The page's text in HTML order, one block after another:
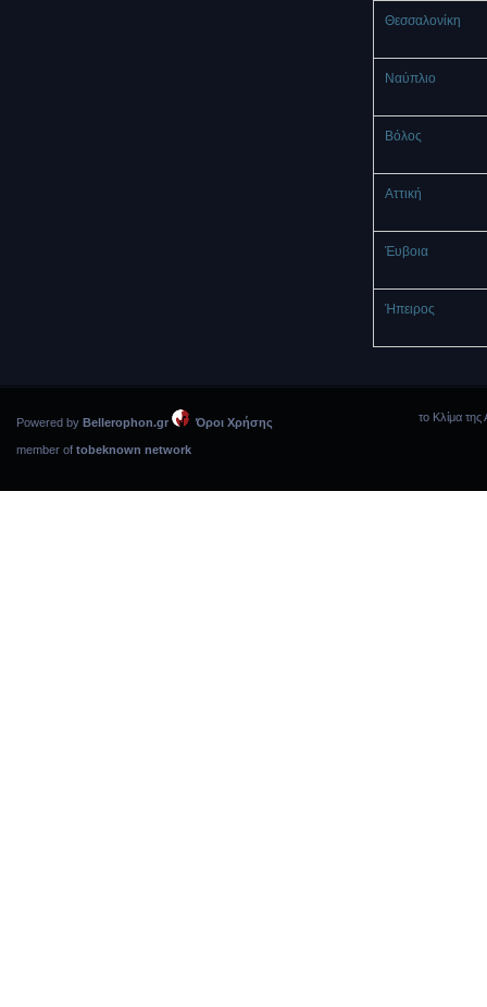
Θεσσαλονίκη
Ναύπλιο
Βόλος
Αττική
Έυβοια
Ήπειρος
Powered by Bellerophon.gr Όροι Χρήσης
member of tobeknown network
το Κλίμα της